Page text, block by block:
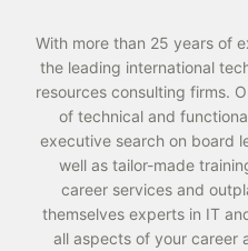
With more than 25 years of
the leading international
resources consulting firms.
of technical and
executive search on board
well as tailor-made
career services and
themselves experts in IT
all aspects of your career